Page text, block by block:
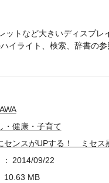
ットなど大きいディスプレ
イライト、検索、辞書の
なくなる！ つめ込むだ
・健康・子育て
センスがUPする！ ミセス
2014/09/22
10.63 MB